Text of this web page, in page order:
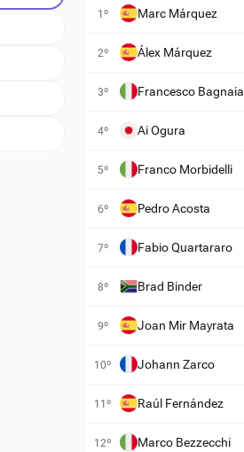
1º Marc Márquez
2º Álex Márquez
3º Francesco Bagnaia
4º Ai Ogura
5º Franco Morbidelli
6º Pedro Acosta
7º Fabio Quartararo
8º Brad Binder
9º Joan Mir Mayrata
10º Johann Zarco
11º Raúl Fernández
12º Marco Bezzecchi